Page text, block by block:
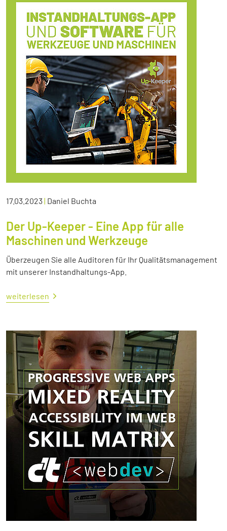
17.03.2023| Daniel Buchta
Der Up-Keeper - Eine App für alle
Maschinen und Werkzeuge
Überzeugen Sie alle Auditoren für Ihr Qualitätsmanagement
mit unserer Instandhaltungs-App.
weiterlesen